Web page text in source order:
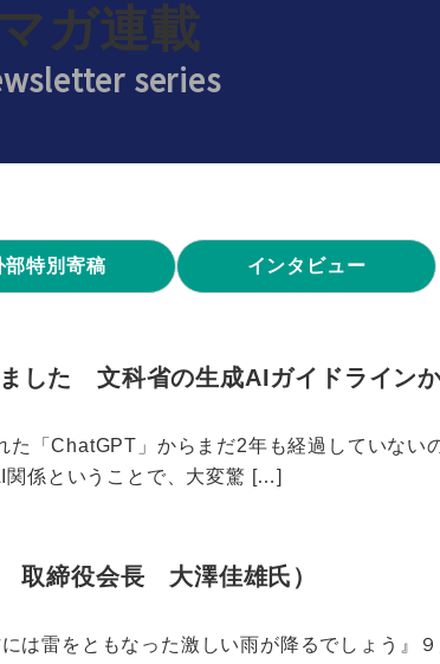
ガ連載
series
部特別寄稿 インタビュー
した 文科省の生成AIガイドラインか
「ChatGPT」からまだ2年も経過していない
関係ということで、大変驚 […]
取締役会長 大澤佳雄氏）
は雷をともなった激しい雨が降るでしょう』